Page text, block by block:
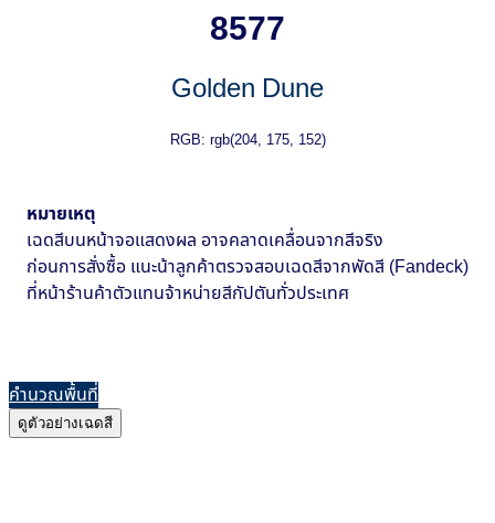
8577
Golden Dune
RGB: rgb(204, 175, 152)
หมายเหตุ
เฉดสีบนหน้าจอแสดงผล อาจคลาดเคลื่อนจากสีจริง
ก่อนการสั่งซื้อ แนะน้าลูกค้าตรวจสอบเฉดสีจากพัดสี (Fandeck)
ที่หน้าร้านค้าตัวแทนจ้าหน่ายสีกัปตันทั่วประเทศ
คำนวณพื้นที่
ดูตัวอย่างเฉดสี